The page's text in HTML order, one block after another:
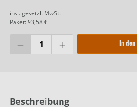
inkl. gesetzl. MwSt.
Paket: 93,58 €
In
Beschreibung